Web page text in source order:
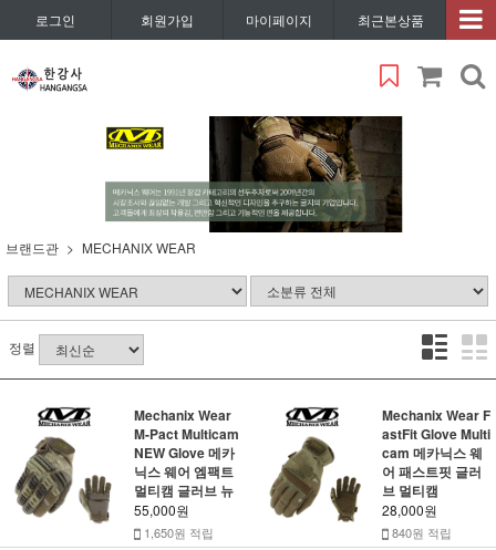
로그인 회원가입 마이페이지 최근본상품
브랜드관 MECHANIX WEAR
정렬
Mechanix Wear
M-Pact Multicam
NEW Glove 메카
닉스 웨어 엠팩트
멀티캠 글러브 뉴
55,000원
1,650원 적립
Mechanix Wear F
astFit Glove Multi
cam 메카닉스 웨
어 패스트핏 글러
브 멀티캠
28,000원
840원 적립